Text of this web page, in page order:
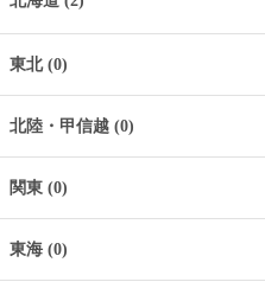
東北 (0)
北陸・甲信越 (0)
関東 (0)
東海 (0)